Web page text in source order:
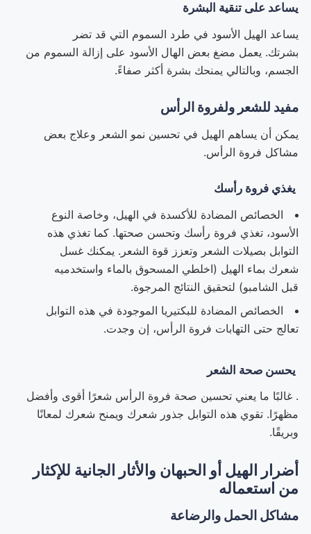
يساعد على تنقية البشرة
يساعد الهيل الأسود في طرد السموم التي قد تضر
بشرتك. يعمل مضغ بعض الهال الأسود على إزالة السموم من
الجسم، وبالتالي يمنحك بشرة أكثر صفاءً.
مفيد للشعر ولفروة الرأس
يمكن أن يساهم الهيل في تحسين نمو الشعر وعلاج بعض
مشاكل فروة الرأس.
يغذي فروة رأسك
الخصائص المضادة للأكسدة في الهيل، وخاصة النوع
الأسود، تغذي فروة رأسك وتحسن صحتها. كما تغذي هذه
التوابل بصيلات الشعر وتعزز قوة الشعر. يمكنك غسل
شعرك بماء الهيل (اخلطي المسحوق بالماء واستخدميه
قبل الشامبو) لتحقيق النتائج المرجوة.
الخصائص المضادة للبكتيريا الموجودة في هذه التوابل
تعالج حتى التهابات فروة الرأس، إن وجدت.
يحسن صحة الشعر
. غالبًا ما يعني تحسين صحة فروة الرأس شعرًا أقوى وأفضل
مظهرًا. تقوي هذه التوابل جذور شعرك ويمنح شعرك لمعانًا
وبريقًا.
أضرار الهيل أو الحبهان والأثار الجانية للإكثار
من استعماله
مشاكل الحمل والرضاعة